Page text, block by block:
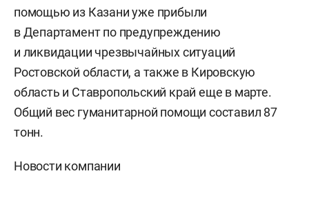
помощью из Казани уже прибыли
в Департамент по предупреждению
и ликвидации чрезвычайных ситуаций
Ростовской области, а также в Кировскую
область и Ставропольский край еще в марте.
Общий вес гуманитарной помощи составил 87
тонн.
Новости компании